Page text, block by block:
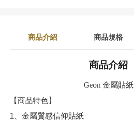
商品介紹 商品規格
商品介紹
Geon 金屬貼紙
【商品特色】
1、金屬質感信仰貼紙